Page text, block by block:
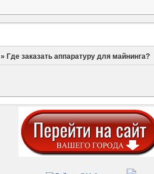
»Где заказать аппаратуру для майнинга?